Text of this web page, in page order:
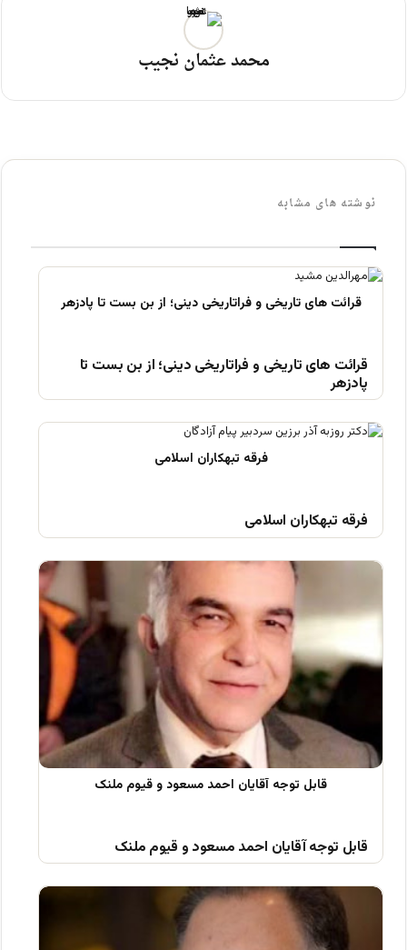
محمد عثمان نجیب
نوشته های مشابه
قرائت های تاریخی و فراتاریخی دینی؛ از بن بست تا
پادزهر
فرقه تبهکاران اسلامی
قابل توجه آقایان احمد مسعود و قیوم ملنک